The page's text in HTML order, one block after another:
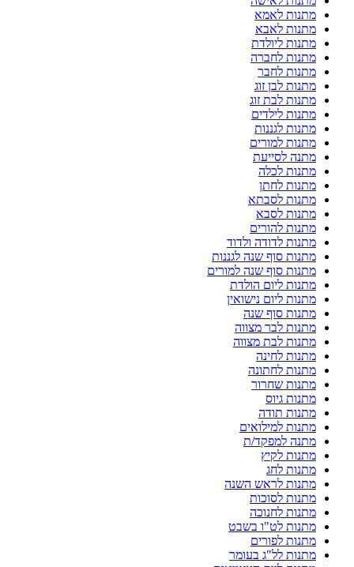
מתנות לאמא
מתנות לאבא
מתנות ליולדת
מתנות לחברה
מתנות לחבר
מתנות לבן זוג
מתנות לבת זוג
מתנות לילדים
מתנות לגננות
מתנות למורים
מתנה לסייעת
מתנות לכלה
מתנות לחתן
מתנות לסבתא
מתנות לסבא
מתנות להורים
מתנות לדודה ולדוד
מתנות סוף שנה לגננות
מתנות סוף שנה למורים
מתנות ליום הולדת
מתנות ליום נישואין
מתנות סוף שנה
מתנות לבר מצווה
מתנות לבת מצווה
מתנות לחינה
מתנות לחתונה
מתנות שחרור
מתנות גיוס
מתנות תודה
מתנות למילואים
מתנה למפקד/ת
מתנות לקיץ
מתנות לחג
מתנות לראש השנה
מתנות לסוכות
מתנות לחנוכה
מתנות לט"ו בשבט
מתנות לפורים
מתנות לל"ג בעומר